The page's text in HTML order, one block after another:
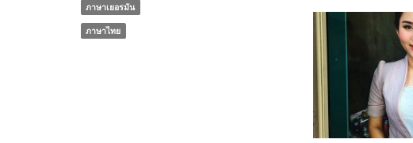
ภาษาเยอรมัน
ภาษาไทย